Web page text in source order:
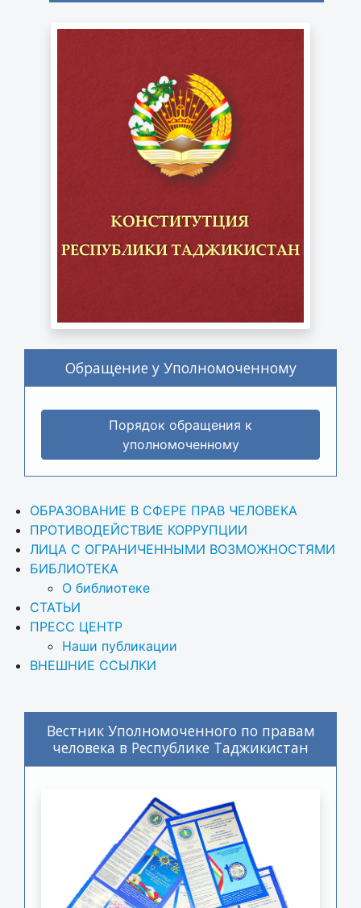
Обращение у Уполномоченному
Порядок обращения к
уполномоченному
ОБРАЗОВАНИЕ В СФЕРЕ ПРАВ ЧЕЛОВЕКА
ПРОТИВОДЕЙСТВИЕ КОРРУПЦИИ
ЛИЦА С ОГРАНИЧЕННЫМИ ВОЗМОЖНОСТЯМИ
БИБЛИОТЕКА
О библиотеке
СТАТЬИ
ПРЕСС ЦЕНТР
Наши публикации
ВНЕШНИЕ ССЫЛКИ
Вестник Уполномоченного по правам
человека в Республике Таджикистан